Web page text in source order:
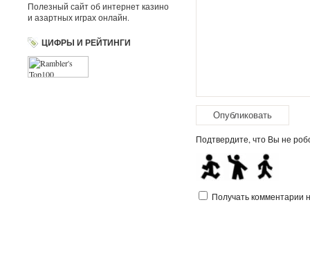
Полезный сайт об интернет казино
и азартных играх онлайн.
ЦИФРЫ И РЕЙТИНГИ
Подтвердите, что Вы не
Получать комментарии